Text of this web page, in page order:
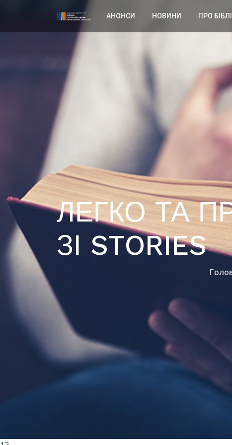
АНОНСИ НОВИНИ ПРО
ЛЕГКО ТА
ЗІ STORIES